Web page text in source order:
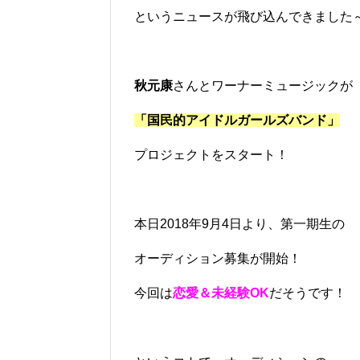
というニュースが飛び込んできました
秋元康さんとワーナーミュージックが
「国民的アイドルガールズバンド」
プロジェクトをスタート！
本日2018年9月4日より、第一期生の
オーディション募集が開始！
今回は恋愛＆未経験OKだそうです！